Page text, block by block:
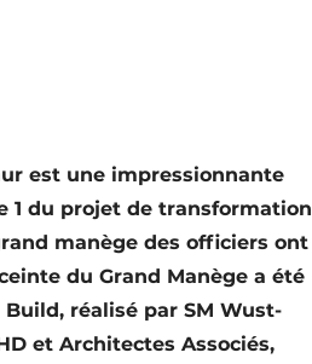
est une impressionnante
1 du projet de transformation
manège des officiers ont
du Grand Manège a été
réalisé par SM Wust-
et Architectes Associés,